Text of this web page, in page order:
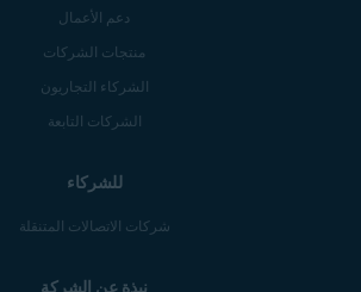
دعم الأعمال
منتجات الشركات
الشركاء التجاريون
الشركات التابعة
للشركاء
شركات الاتصالات المتنقلة
نبذة عن الشركة